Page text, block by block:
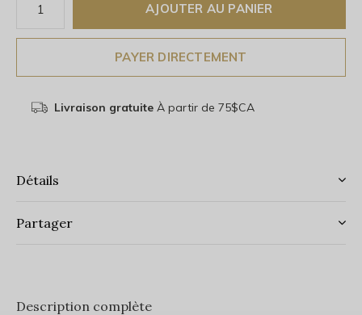
AJOUTER AU PANIER
PAYER DIRECTEMENT
Livraison gratuiteÀ partir de 75$CA
Détails
Partager
Description complète